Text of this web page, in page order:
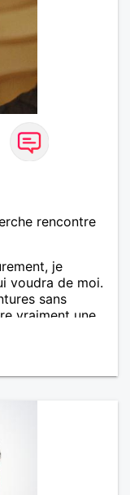
rencontre
je
voudra de moi.
sans
vraiment une